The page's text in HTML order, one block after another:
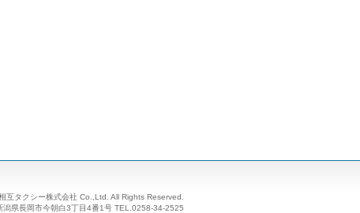
互タクシー株式会社 Co.,Ltd. All Rights Reserved.
潟県長岡市今朝白3丁目4番1号 TEL.0258-34-2525